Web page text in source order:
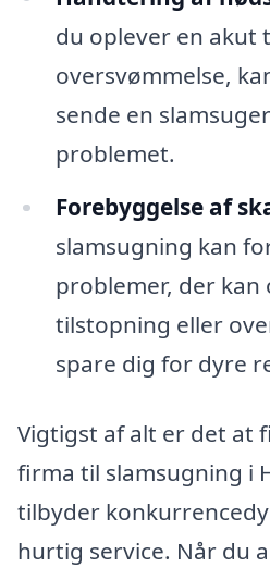
du oplever en akut
oversvømmelse,
sende en
problemet.
Forebyggelse af
slamsugning kan
problemer, der kan
tilstopning eller
spare dig for dyre
Vigtigst af alt er det at
firma til slamsugning i
tilbyder
hurtig service. Når du